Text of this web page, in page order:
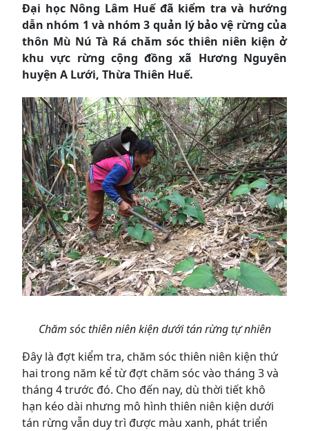
Đại học Nông Lâm Huế đã kiểm tra và hướng
dẫn nhóm 1 và nhóm 3 quản lý bảo vệ rừng của
thôn Mù Nú Tà Rá chăm sóc thiên niên kiện ở
khu vực rừng cộng đồng xã Hương Nguyên
huyện A Lưới, Thừa Thiên Huế.
Chăm sóc thiên niên kiện dưới tán rừng tự nhiên
Đây là đợt kiểm tra, chăm sóc thiên niên kiện thứ
hai trong năm kể từ đợt chăm sóc vào tháng 3 và
tháng 4 trước đó. Cho đến nay, dù thời tiết khô
hạn kéo dài nhưng mô hình thiên niên kiện dưới
tán rừng vẫn duy trì được màu xanh, phát triển